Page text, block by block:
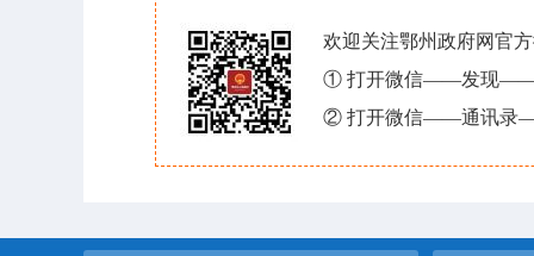
欢迎关注鄂州政府网官
① 打开微信——发现——
② 打开微信——通讯录